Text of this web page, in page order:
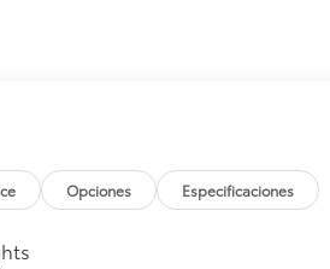
Opciones Especificaciones